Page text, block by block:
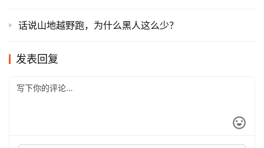
话说山地越野跑，为什么黑人这么少？
发表回复